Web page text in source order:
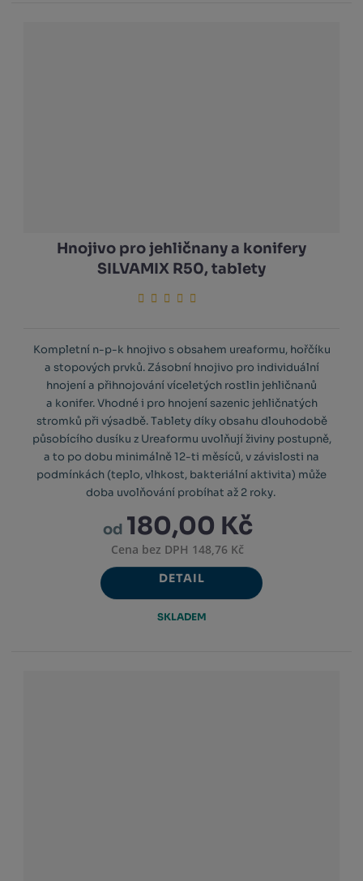
Hnojivo pro jehličnany a konifery
SILVAMIX R50, tablety
Kompletní n-p-k hnojivo s obsahem ureaformu, hořčíku
a stopových prvků. Zásobní hnojivo pro individuální
hnojení a přihnojování víceletých rostlin jehličnanů
a konifer. Vhodné i pro hnojení sazenic jehličnatých
stromků při výsadbě. Tablety díky obsahu dlouhodobě
působícího dusíku z Ureaformu uvolňují živiny postupně,
a to po dobu minimálně 12-ti měsíců, v závislosti na
podmínkách (teplo, vlhkost, bakteriální aktivita) může
doba uvolňování probíhat až 2 roky.
od 180,00 Kč
Cena bez DPH 148,76 Kč
DETAIL
SKLADEM